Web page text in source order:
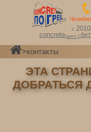
с 2010г.
concrete(англ.)-
>контакты
ЭТА
ДОБРАТЬСЯ